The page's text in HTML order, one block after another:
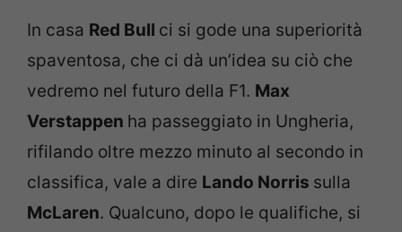
In casa Red Bull ci si gode una superiorità
spaventosa, che ci dà un’idea su ciò che
vedremo nel futuro della F1. Max
Verstappen ha passeggiato in Ungheria,
rifilando oltre mezzo minuto al secondo in
classifica, vale a dire Lando Norris sulla
McLaren. Qualcuno, dopo le qualifiche, si